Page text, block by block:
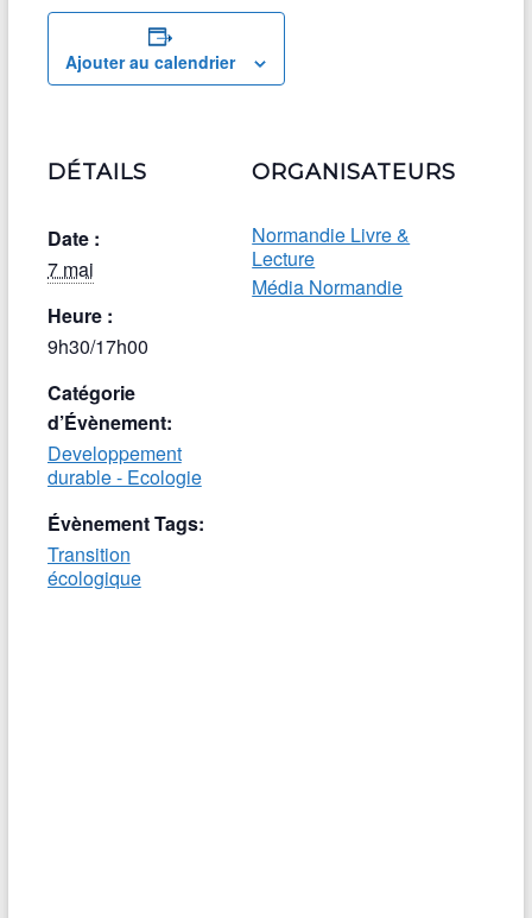
Ajouter au calendrier
DÉTAILS
Date :
7 mai
Heure :
9h30/17h00
Catégorie
d’Évènement:
Developpement
durable - Ecologie
Évènement Tags:
Transition
écologique
ORGANISATEURS
Normandie Livre &
Lecture
Média Normandie